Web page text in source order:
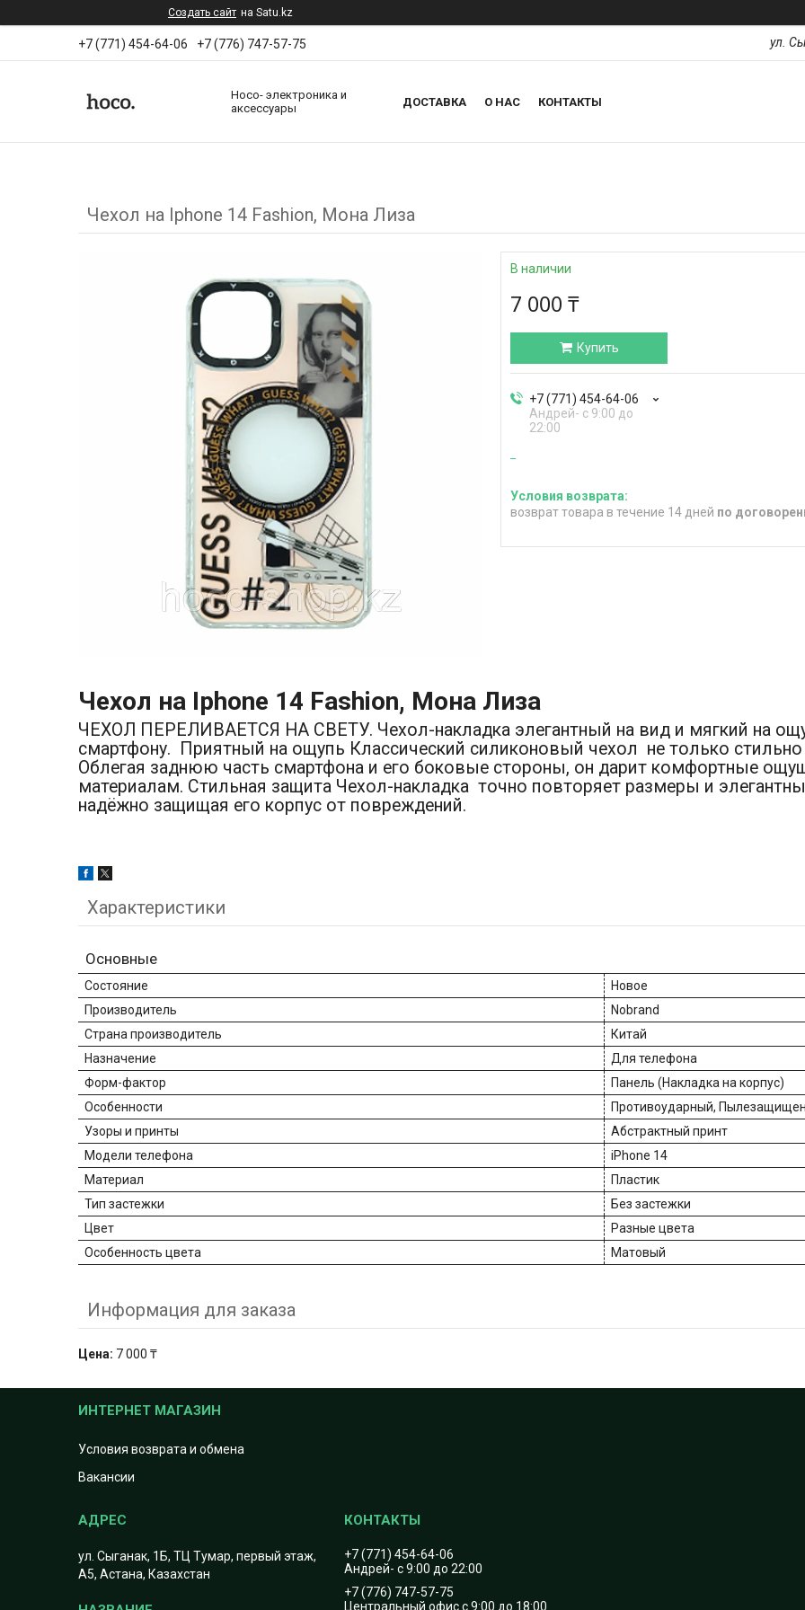
Создать сайт на Satu.kz
+7 (771) 454-64-06 +7 (776) 747-57-75 ул.
Hoco- электроника и
аксессуары
ДОСТАВКА О НАС КОНТАКТЫ
Чехол на Iphone 14 Fashion, Мона Лиза
В наличии
7 000 ₸
Купить
+7 (771) 454-64-06
Андрей- с 9:00 до
22:00
возврат товара в течение 14 дней по
Чехол на Iphone 14 Fashion, Мона Лиза
ЧЕХОЛ ПЕРЕЛИВАЕТСЯ НА СВЕТУ. Чехол-накладка элегантный на вид и мягкий на
смартфону. Приятный на ощупь Классический силиконовый чехол не только
Облегая заднюю часть смартфона и его боковые стороны, он дарит комфортные
материалам. Стильная защита Чехол-накладка точно повторяет размеры и
надёжно защищая его корпус от повреждений.
Характеристики
Основные
Состояние
Новое
Производитель
Nobrand
Страна производитель
Китай
Назначение
Для телефона
Форм-фактор
Панель (Накладка на корпус)
Особенности
Противоударный,
Узоры и принты
Абстрактный принт
Модели телефона
iPhone 14
Материал
Пластик
Тип застежки
Без застежки
Цвет
Разные цвета
Особенность цвета
Матовый
Информация для заказа
Цена: 7 000 ₸
ИНТЕРНЕТ МАГАЗИН
Условия возврата и обмена
Вакансии
ул. Сыганак, 1Б, ТЦ Тумар, первый этаж,
А5, Астана, Казахстан
+7 (771) 454-64-06
Андрей- с 9:00 до 22:00
+7 (776) 747-57-75
Центральный офис с 9:00 до 18:00